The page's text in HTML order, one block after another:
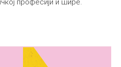
професији и шире.